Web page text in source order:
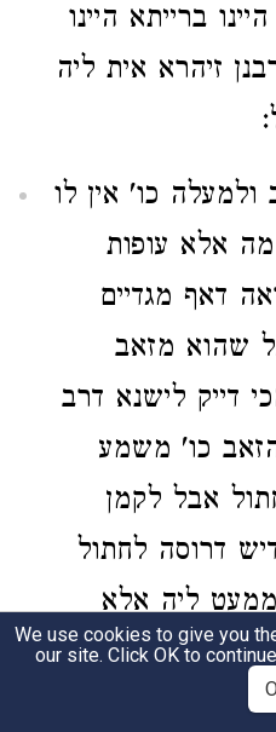
ברייתא היינו
זיהרא אית ליה
כו' אין לו
אלא עופות
דאף מגדיים
שהוא מזאב
דייק לישנא דרב
כו' משמע
אבל לקמן
דרוסה לחתול
ממעט ליה אלא
התוספות (א) ויש
סברא דהשתא
We use cookies to give you
our site. Click OK to